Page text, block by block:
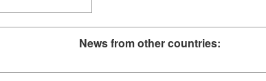
News from other countries: